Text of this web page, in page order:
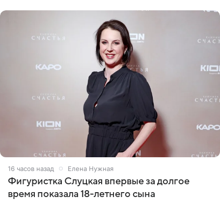
16 часов назад Елена Нужная
Фигуристка Слуцкая впервые за долгое
время показала 18-летнего сына